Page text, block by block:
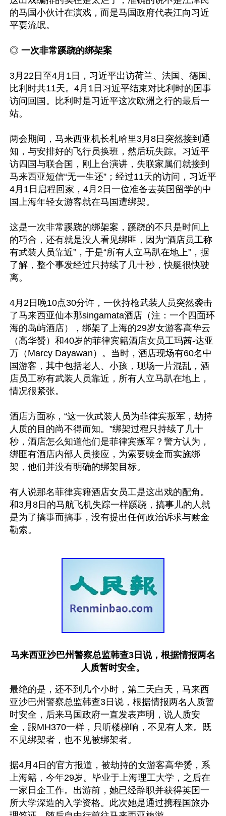
的马国小伙计在演戏，而是马国政府代表江向习近
平耍流氓。
◎ 一次非常蹊跷的绑架案
3月22日至4月1日，习近平出访荷兰、法国、德国、
比利时共11天。4月1日习近平结束对比利时的国事
访问回国。比利时是习近平这次欧洲之行的最后一
站。
两会期间，马来西亚机长札哈里3月8日突然接到通
知，与安排好的飞行员换班，然后玩失踪。习近平
访四国与联合国，刚上台演讲，失联家属们就接到
马来西亚短信“无一生还”；经过11天的访问，习近平
4月1日启程回家，4月2日一位准备去英国留学的中
国上海年轻女游客就在马国遭绑架。
这是一次非常蹊跷的绑架案，蹊跷的不只是时间上
的巧合，还有就是没人看见绑匪，因为“酒店员工称
有武装人员靠近”，于是“所有人立马趴在地上”，据
了解，整个事发经过只持续了几十秒，快艇很快驶
离。
4月2日晚10点30分许，一伙持枪武装人员突然袭击
了马来西亚仙本那singamata酒店（注：一个四面环
海的岛屿酒店），绑架了上海的29岁女游客高华云
（高华赟）和40岁的菲律宾籍酒店女员工玛茜-达亚
万（Marcy Dayawan）。当时，酒店现场有60名中
国游客，其中包括老人、小孩，现场一片混乱，酒
店员工称有武装人员靠近，所有人立马趴在地上，
情况很紧张。
酒店方面称，“这一伙武装人员为菲律宾叛军，劫持
人质的目的尚不得而知。”绑架过程只持续了几十
秒，酒店怎么知道他们是菲律宾叛军？警方认为，
绑匪有酒店内部人员接应，为索要赎金而实施绑
架，他们并没有明确的绑架目标。
有人说那名菲律宾籍酒店女员工是这出戏的配角。
和3月8日的马航飞机失踪一样蹊跷，搞事儿的人就
是为了搞事而搞事，没有提出任何政治诉求与赎金
马来西亚沙巴州警察总监韩查3日说，根据情报两名
人质暂时安全。
最绝的是，还不到几个小时，第二天白天，马来西
亚沙巴州警察总监韩查3日说，根据情报两名人质暂
时安全，后来马国政府一直发表声明，说人质安
全，跟MH370一样，只听楼梯响，不见有人来。既
不见绑架者，也不见被绑架者。
据4月4日的官方报道，被劫持的女游客高华赟，系
上海籍，今年29岁。毕业于上海理工大学，之后在
一家日企工作。出游前，她已经辞职并获得英国一
所大学深造的入学资格。此次她是通过携程国旅办